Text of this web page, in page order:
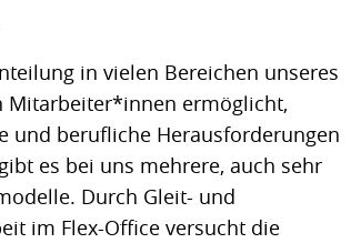
in vielen Bereichen unseres
Mitarbeiter*innen ermöglicht,
und berufliche Herausforderungen
es bei uns mehrere, auch sehr
Durch Gleit- und
im Flex-Office versucht die